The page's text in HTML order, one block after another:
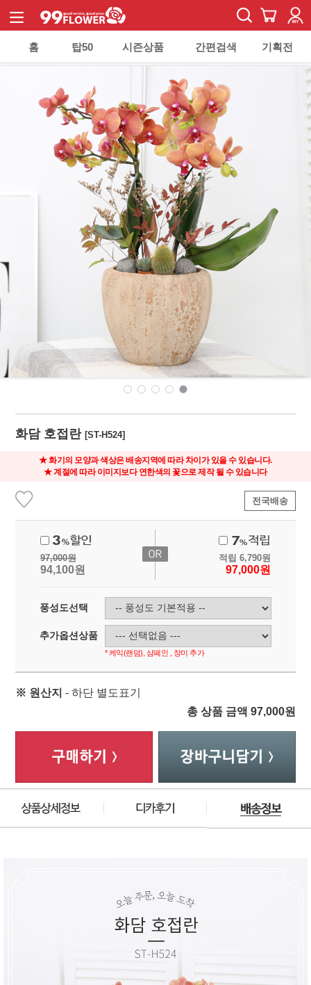
홈 탑50 시즌상품 간편검색 기획전
화담 호접란[ST-H524]
★ 화기의 모양과 색상은 배송지역에 따라 차이가 있을 수 있습니다.
★ 계절에 따라 이미지보다 연한색의 꽃으로 제작 될 수 있습니다
전국배송
97,000원
94,100원
적립 6,790원
97,000원
풍성도선택
추가옵션상품
* 케익(랜덤), 샴페인 , 장미 추가
※ 원산지 - 하단 별도표기
총 상품 금액 97,000원